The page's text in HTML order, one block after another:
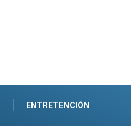
ENTRETENCIÓN